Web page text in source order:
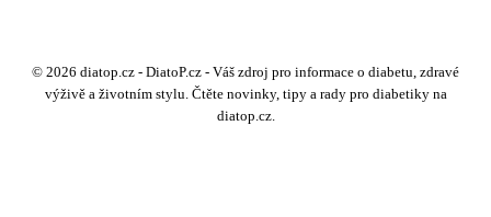
© 2026 diatop.cz - DiatoP.cz - Váš zdroj pro informace o diabetu, zdravé
výživě a životním stylu. Čtěte novinky, tipy a rady pro diabetiky na
diatop.cz.